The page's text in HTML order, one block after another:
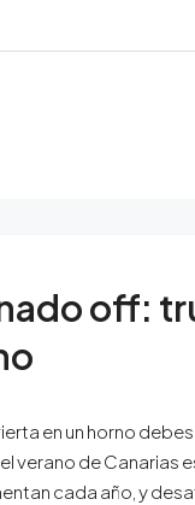
off:
en un horno
verano de Canarias
cada año, y